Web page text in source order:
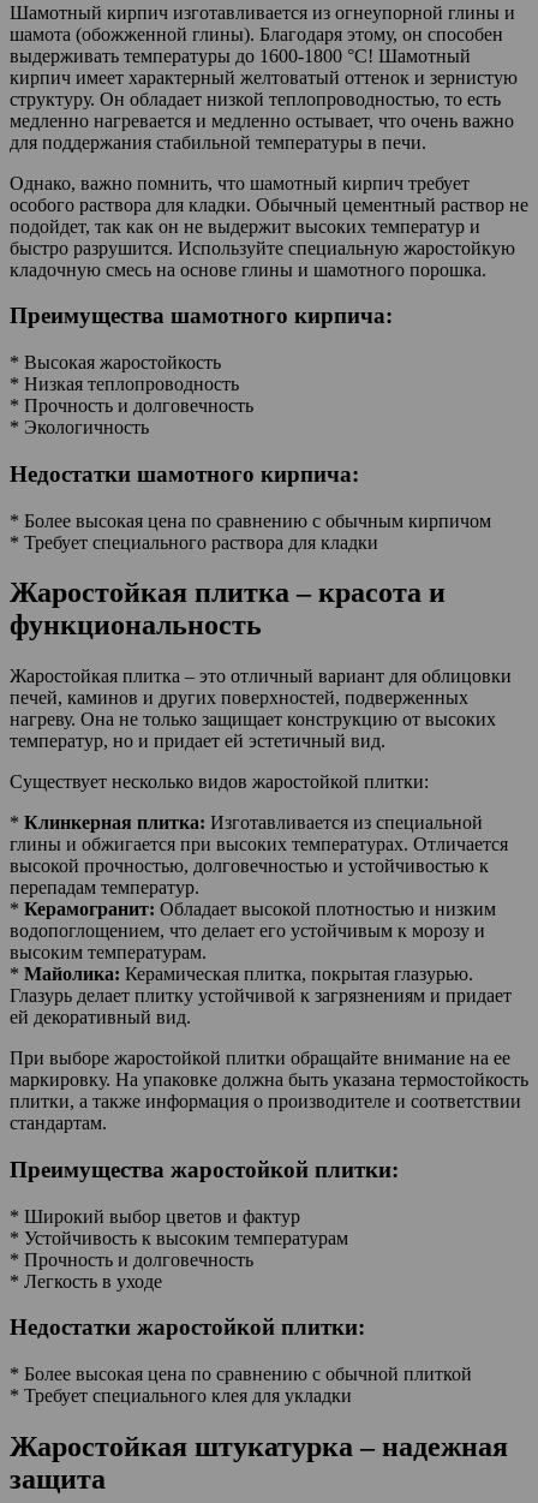
Шамотный кирпич изготавливается из огнеупорной глины и
шамота (обожженной глины). Благодаря этому, он способен
выдерживать температуры до 1600-1800 °C! Шамотный
кирпич имеет характерный желтоватый оттенок и зернистую
структуру. Он обладает низкой теплопроводностью, то есть
медленно нагревается и медленно остывает, что очень важно
для поддержания стабильной температуры в печи.
Однако, важно помнить, что шамотный кирпич требует
особого раствора для кладки. Обычный цементный раствор не
подойдет, так как он не выдержит высоких температур и
быстро разрушится. Используйте специальную жаростойкую
кладочную смесь на основе глины и шамотного порошка.
Преимущества шамотного кирпича:
* Высокая жаростойкость
* Низкая теплопроводность
* Прочность и долговечность
* Экологичность
Недостатки шамотного кирпича:
* Более высокая цена по сравнению с обычным кирпичом
* Требует специального раствора для кладки
Жаростойкая плитка – красота и
функциональность
Жаростойкая плитка – это отличный вариант для облицовки
печей, каминов и других поверхностей, подверженных
нагреву. Она не только защищает конструкцию от высоких
температур, но и придает ей эстетичный вид.
Существует несколько видов жаростойкой плитки:
* Клинкерная плитка: Изготавливается из специальной
глины и обжигается при высоких температурах. Отличается
высокой прочностью, долговечностью и устойчивостью к
перепадам температур.
* Керамогранит: Обладает высокой плотностью и низким
водопоглощением, что делает его устойчивым к морозу и
высоким температурам.
* Майолика: Керамическая плитка, покрытая глазурью.
Глазурь делает плитку устойчивой к загрязнениям и придает
ей декоративный вид.
При выборе жаростойкой плитки обращайте внимание на ее
маркировку. На упаковке должна быть указана термостойкость
плитки, а также информация о производителе и соответствии
стандартам.
Преимущества жаростойкой плитки:
* Широкий выбор цветов и фактур
* Устойчивость к высоким температурам
* Прочность и долговечность
* Легкость в уходе
Недостатки жаростойкой плитки:
* Более высокая цена по сравнению с обычной плиткой
* Требует специального клея для укладки
Жаростойкая штукатурка – надежная
защита